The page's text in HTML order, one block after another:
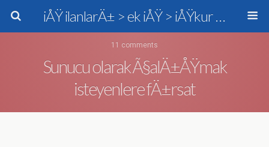
iÅŸ ilanlarÄ± > ek iÅŸ > iÅŸkur > personel alÄ±mÄ±
11 comments
Sunucu olarak Ã§alÄ±ÅŸmak
isteyenlere fÄ±rsat